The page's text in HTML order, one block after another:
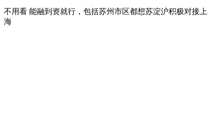
不用看 能融到资就行，包括苏州市区都想苏淀沪积极对接上
海